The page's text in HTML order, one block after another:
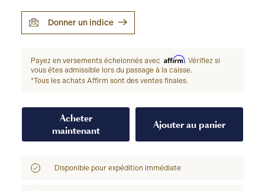
Donner un indice
Payez en versements échelonnés avec Affirm. Vérifiez si
vous êtes admissible lors du passage à la caisse.
*Tous les achats Affirm sont des ventes finales.
Acheter
maintenant
Ajouter au panier
Disponible pour expédition immédiate